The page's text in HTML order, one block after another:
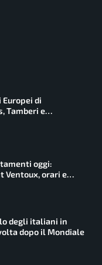
Europei di
Tamberi e
spedizione
oggi:
Ventoux, orari e
degli italiani in
dopo il Mondiale